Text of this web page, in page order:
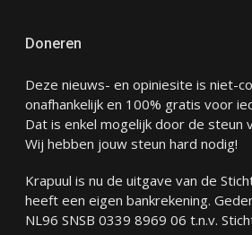
Doneren
Deze nieuws- en opiniesite is niet-
onafhankelijk en 100% gratis voor
Dat is enkel mogelijk door de steun
Wij hebben jouw steun hard nodig!
Krapuul is nu de uitgave van de
heeft een eigen bankrekening.
NL96 SNSB 0339 8969 06 t.n.v.